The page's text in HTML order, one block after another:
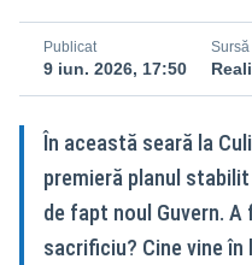
Publicat
9 iun. 2026, 17:50
Sursă
În această seară la
premieră planul
de fapt noul Guvern. A
sacrificiu? Cine vine